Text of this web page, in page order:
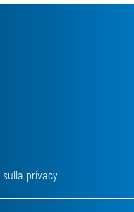
sulla privacy